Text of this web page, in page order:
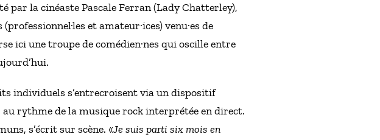
par la cinéaste Pascale Ferran (Lady Chatterley),
et amateur·ices) venu·es de
ici une troupe de comédien·nes qui oscille entre
individuels s’entrecroisent via un dispositif
rythme de la musique rock interprétée en direct.
s’écrit sur scène. «Je suis parti six mois en